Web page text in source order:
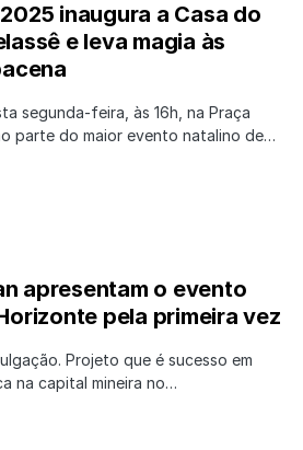
inaugura a Casa do
e leva magia às
segunda-feira, às 16h, na Praça
parte do maior evento natalino de…
apresentam o evento
pela primeira vez
Projeto que é sucesso em
na capital mineira no…